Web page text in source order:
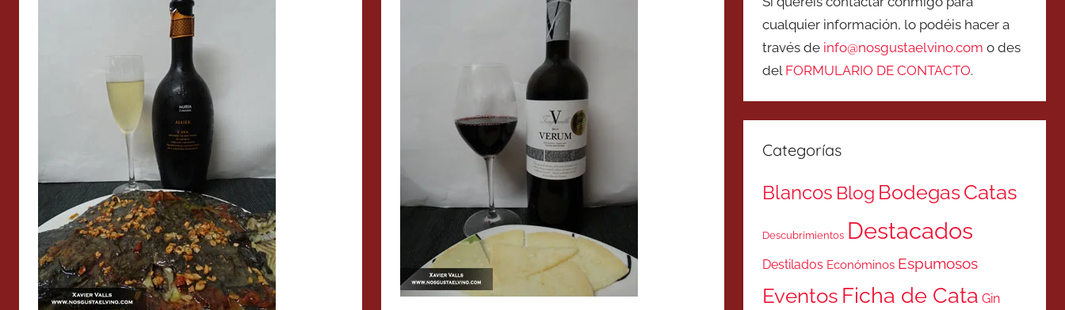
cualquier información, lo podéis hacer a
través de info@nosgustaelvino.com o des
del FORMULARIO DE CONTACTO.
Categorías
Blancos Blog BodegasCatas
Descubrimientos Destacados
Destilados Económinos Espumosos
Eventos Ficha de Cata Gin